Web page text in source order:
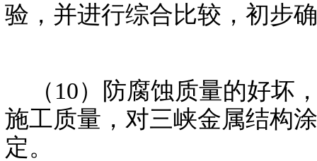
验，并进行综合比较，初步
（10）防腐蚀质量的好坏
施工质量，对三峡金属结构
定。